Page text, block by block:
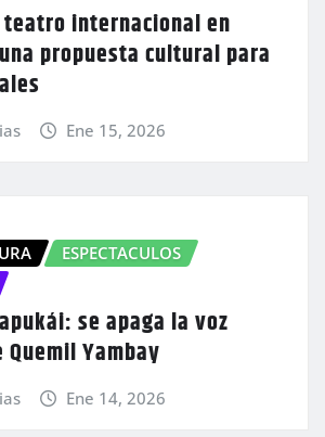
teatro internacional en
propuesta cultural para
Ene 15, 2026
ESPECTACULOS
se apaga la voz
Yambay
Ene 14, 2026